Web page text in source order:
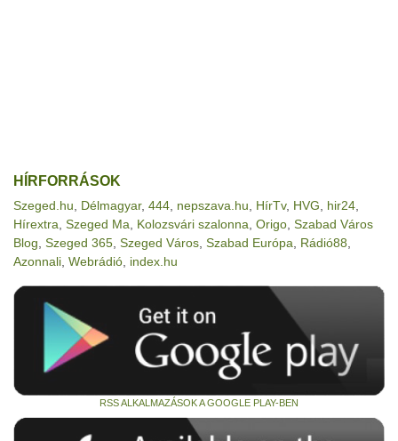
HÍRFORRÁSOK
Szeged.hu Délmagyar, 444 nepszava.hu HírTv, HVG hir24
Hírextra Szeged Ma Kolozsvári szalonna Origo Szabad Város
Blog Szeged 365 Szeged Város Szabad Európa Rádió88
Azonnali Webrádió index.hu
RSS ALKALMAZÁSOK A GOOGLE PLAY-BEN